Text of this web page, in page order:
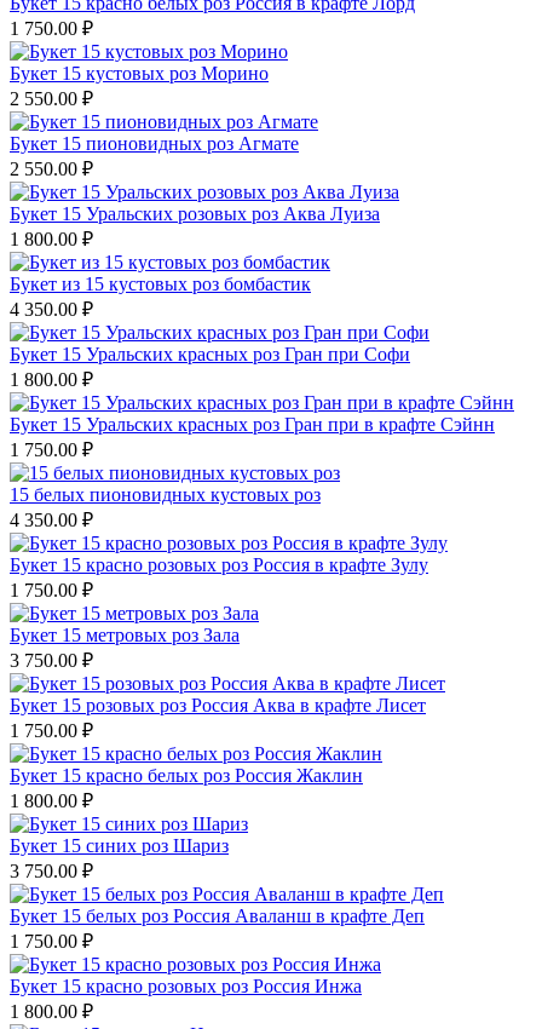
1 750.00 ₽
Букет 15 кустовых роз Морино
2 550.00 ₽
Букет 15 пионовидных роз Агмате
2 550.00 ₽
Букет 15 Уральских розовых роз Аква Луиза
1 800.00 ₽
Букет из 15 кустовых роз бомбастик
4 350.00 ₽
Букет 15 Уральских красных роз Гран при Софи
1 800.00 ₽
Букет 15 Уральских красных роз Гран при в крафте Сэйнн
1 750.00 ₽
15 белых пионовидных кустовых роз
4 350.00 ₽
Букет 15 красно розовых роз Россия в крафте Зулу
1 750.00 ₽
Букет 15 метровых роз Зала
3 750.00 ₽
Букет 15 розовых роз Россия Аква в крафте Лисет
1 750.00 ₽
Букет 15 красно белых роз Россия Жаклин
1 800.00 ₽
Букет 15 синих роз Шариз
3 750.00 ₽
Букет 15 белых роз Россия Аваланш в крафте Деп
1 750.00 ₽
Букет 15 красно розовых роз Россия Инжа
1 800.00 ₽